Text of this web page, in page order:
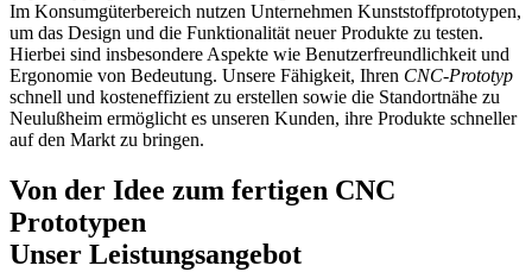
Im Konsumgüterbereich nutzen Unternehmen Kunststoffprototypen,
um das Design und die Funktionalität neuer Produkte zu testen.
Hierbei sind insbesondere Aspekte wie Benutzerfreundlichkeit und
Ergonomie von Bedeutung. Unsere Fähigkeit, Ihren CNC-Prototyp
schnell und kosteneffizient zu erstellen sowie die Standortnähe zu
Neulußheim ermöglicht es unseren Kunden, ihre Produkte schneller
auf den Markt zu bringen.
Von der Idee zum fertigen CNC
Prototypen
Unser Leistungsangebot